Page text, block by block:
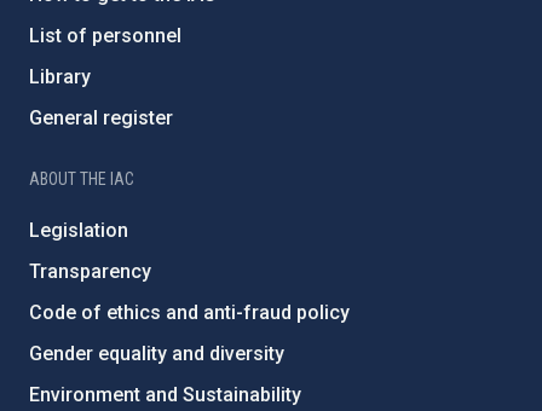
List of personnel
Library
General register
ABOUT THE IAC
Legislation
Transparency
Code of ethics and anti-fraud policy
Gender equality and diversity
Environment and Sustainability